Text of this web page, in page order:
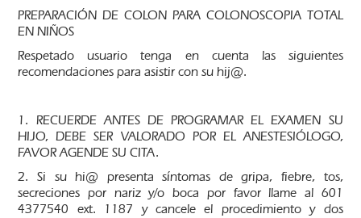
PREPARACIÓN DE COLON PARA COLONOSCOPIA TOTAL
EN NIÑOS
Respetado usuario tenga en cuenta las siguientes
recomendaciones para asistir con su hij@.
1. RECUERDE ANTES DE PROGRAMAR EL EXAMEN SU
HIJO, DEBE SER VALORADO POR EL ANESTESIÓLOGO,
FAVOR AGENDE SU CITA.
2. Si su hi@ presenta síntomas de gripa, fiebre, tos,
secreciones por nariz y/o boca por favor llame al 601
4377540 ext. 1187 y cancele el procedimiento y dos